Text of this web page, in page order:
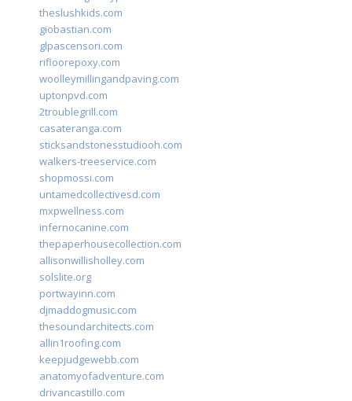
theslushkids.com
giobastian.com
glpascensori.com
rifloorepoxy.com
woolleymillingandpaving.com
uptonpvd.com
2troublegrill.com
casateranga.com
sticksandstonesstudiooh.com
walkers-treeservice.com
shopmossi.com
untamedcollectivesd.com
mxpwellness.com
infernocanine.com
thepaperhousecollection.com
allisonwillisholley.com
solslite.org
portwayinn.com
djmaddogmusic.com
thesoundarchitects.com
allin1roofing.com
keepjudgewebb.com
anatomyofadventure.com
drivancastillo.com